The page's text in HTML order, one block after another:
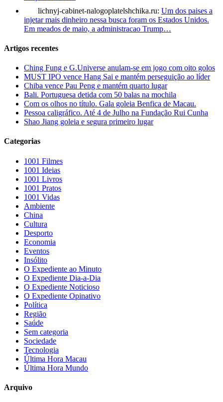
lichnyj-cabinet-nalogoplatelshchika.ru: Um dos paises a
injetar mais dinheiro nessa busca foram os Estados Unidos.
Em meados de maio, a administracao Trump…
Artigos recentes
Ching Fung e G.Universe anulam-se em jogo com oito golos
MUST IPO vence Hang Sai e mantém perseguição ao líder
Chiba vence Pau Peng e mantém quarto lugar
Bali. Portuguesa detida com 50 balas na mochila
Com os olhos no título. Gala goleia Benfica de Macau.
Pessoa caligráfico. Até 4 de Julho na Fundação Rui Cunha
Shao Jiang goleia e segura primeiro lugar
Categorias
1001 Filmes
1001 Ideias
1001 Livros
1001 Pratos
1001 Vidas
Ambiente
China
Cultura
Desporto
Economia
Eventos
Insólito
O Expediente ao Minuto
O Expediente Dia-a-Dia
O Expediente Noticioso
O Expediente Opinativo
Política
Região
Saúde
Sem categoria
Sociedade
Tecnologia
Última Hora Macau
Última Hora Mundo
Arquivo